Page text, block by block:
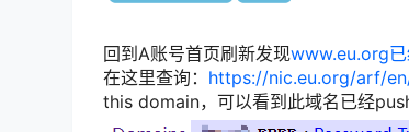
回到A账号首页刷新发现www.eu.org已
在这里查询： https://nic.eu.org/arf/
this domain，可以看到此域名已经